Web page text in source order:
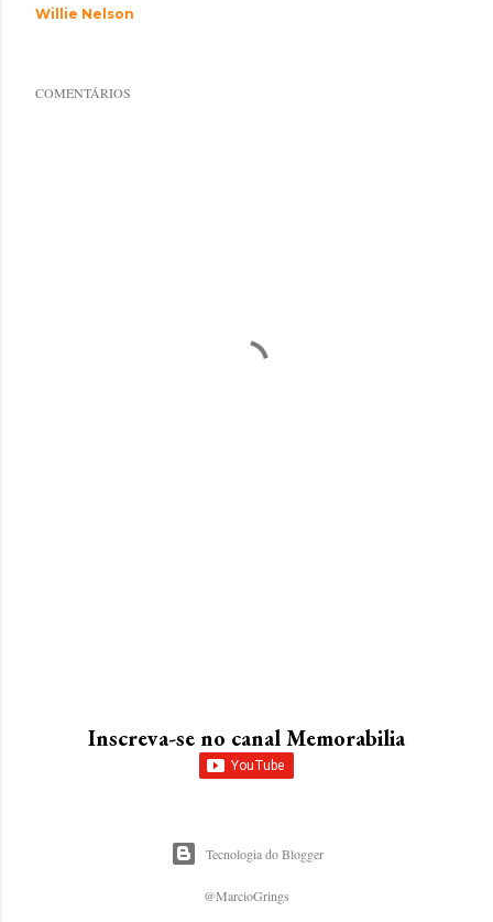
Willie Nelson
COMENTÁRIOS
Inscreva-se no canal Memorabilia
Tecnologia do Blogger
@MarcioGrings